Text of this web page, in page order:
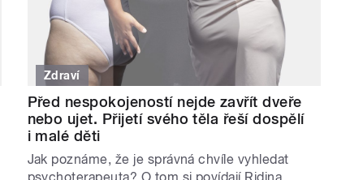
Zdraví
Před nespokojeností nejde zavřít dveře
nebo ujet. Přijetí svého těla řeší dospělí
i malé děti
Jak poznáme, že je správná chvíle vyhledat